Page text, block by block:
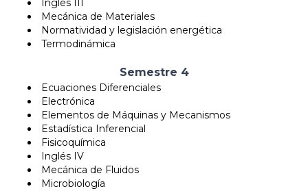
Ingles III
Mecánica de Materiales
Normatividad y legislación energética
Termodinámica
Semestre 4
Ecuaciones Diferenciales
Electrónica
Elementos de Máquinas y Mecanismos
Estadística Inferencial
Fisicoquímica
Inglés IV
Mecánica de Fluidos
Microbiología